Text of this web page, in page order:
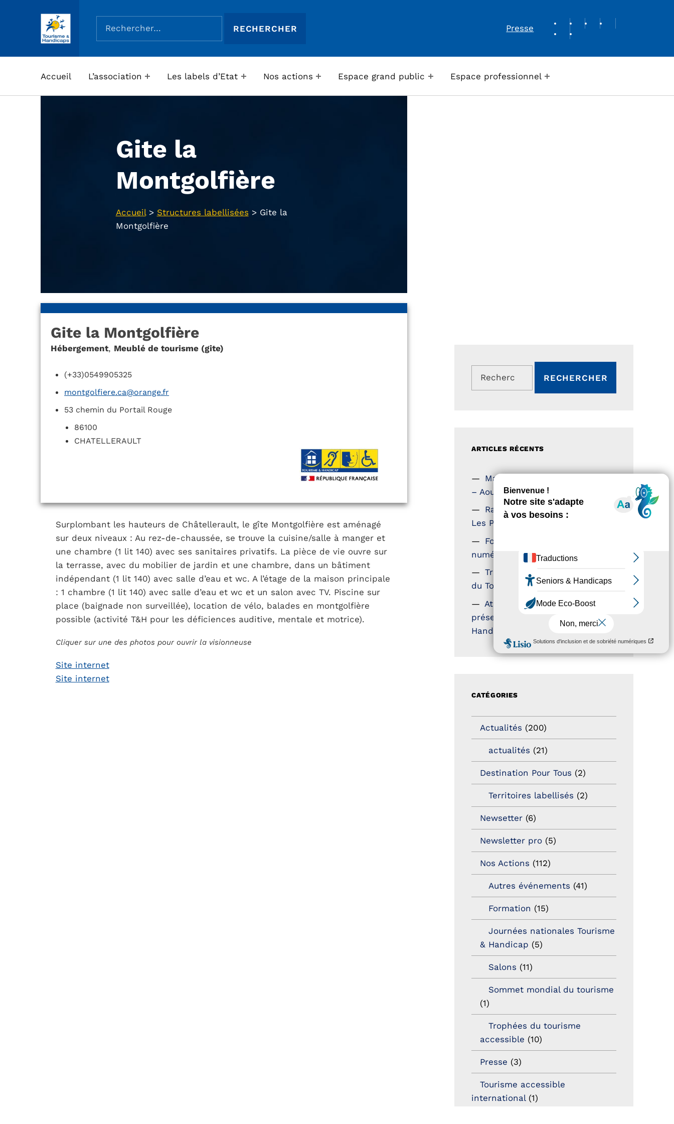
ASSOCIATION TOURISME ET HANDICAPS
Rechercher :
Presse
REVUE DE PRESSE
Accueil L’association Les labels d’Etat Nos actions Espace grand public Espace professionnel
Gite la
Montgolfière
Accueil> Structures labellisées > Gite la
Montgolfière
Gite la Montgolfière
Hébergement, Meublé de tourisme (gite)
(+33)0549905325
montgolfiere.ca@orange.fr
53 chemin du Portail Rouge
86100
CHATELLERAULT
Surplombant les hauteurs de Châtellerault, le gîte Montgolfière est aménagé
sur deux niveaux : Au rez-de-chaussée, se trouve la cuisine/salle à manger et
une chambre (1 lit 140) avec ses sanitaires privatifs. La pièce de vie ouvre sur
la terrasse, avec du mobilier de jardin et une chambre, dans un bâtiment
indépendant (1 lit 140) avec salle d’eau et wc. A l’étage de la maison principale
: 1 chambre (1 lit 140) avec salle d’eau et wc et un salon avec TV. Piscine sur
place (baignade non surveillée), location de vélo, balades en montgolfière
possible (activité T&H pour les déficiences auditive, mentale et motrice).
Cliquer sur une des photos pour ouvrir la visionneuse
Site internet
Site internet
Rechercher :
ARTICLES RÉCENTS
Magazine Tourisme Accessible
– Aout 2026
Rallye Aicha des Gazelles –
Les Petillantes
Formation Communication
numérique
Trophées Horizons – Acteurs
du Tourisme Durable
Atout France – flyer
présentation label Tourisme &
Handicap
CATÉGORIES
Actualités (200)
actualités (21)
Destination Pour Tous (2)
Territoires labellisés (2)
Newsetter (6)
Newsletter pro (5)
Nos Actions (112)
Autres événements (41)
Formation (15)
Journées nationales Tourisme
& Handicap (5)
Salons (11)
Sommet mondial du tourisme
(1)
Trophées du tourisme
accessible (10)
Presse (3)
Tourisme accessible
international(1)